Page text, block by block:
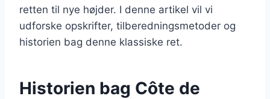
retten til nye højder. I denne artikel vil vi
udforske opskrifter, tilberedningsmetoder og
historien bag denne klassiske ret.
Historien bag Côte de